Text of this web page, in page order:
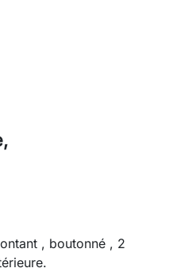
, boutonné , 2